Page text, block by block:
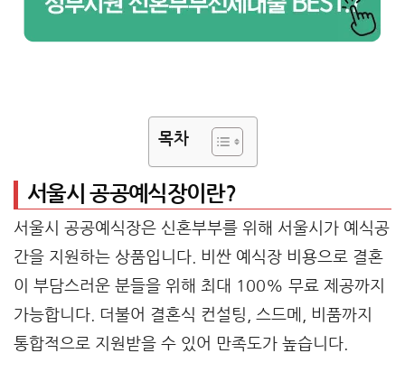
목차
서울시 공공예식장이란?
서울시 공공예식장은 신혼부부를 위해 서울시가 예식공
간을 지원하는 상품입니다. 비싼 예식장 비용으로 결혼
이 부담스러운 분들을 위해 최대 100% 무료 제공까지
가능합니다. 더불어 결혼식 컨설팅, 스드메, 비품까지
통합적으로 지원받을 수 있어 만족도가 높습니다.